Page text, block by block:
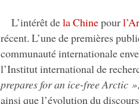
L’intérêt dela Chinepour
récent. L’une de premières
communauté internationale
l’Institut international de
prepares for an ice-free Arctic »
ainsi que l’évolution du